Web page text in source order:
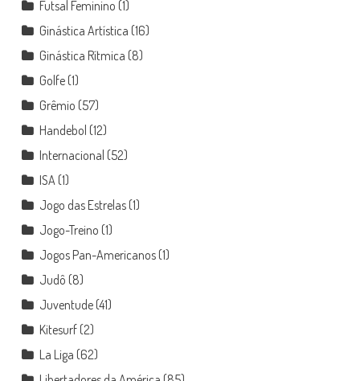
Futsal Feminino (1)
Ginástica Artística (16)
Ginástica Rítmica (8)
Golfe(1)
Grêmio (57)
Handebol (12)
Internacional (52)
ISA(1)
Jogo das Estrelas(1)
Jogo-Treino (1)
Jogos Pan-Americanos(1)
Judô (8)
Juventude(41)
Kitesurf(2)
La Liga (62)